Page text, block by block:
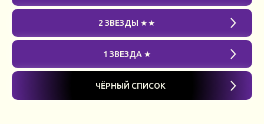
2 ЗВЕЗДЫ ★★
1 ЗВЕЗДА ★
ЧЁРНЫЙ СПИСОК